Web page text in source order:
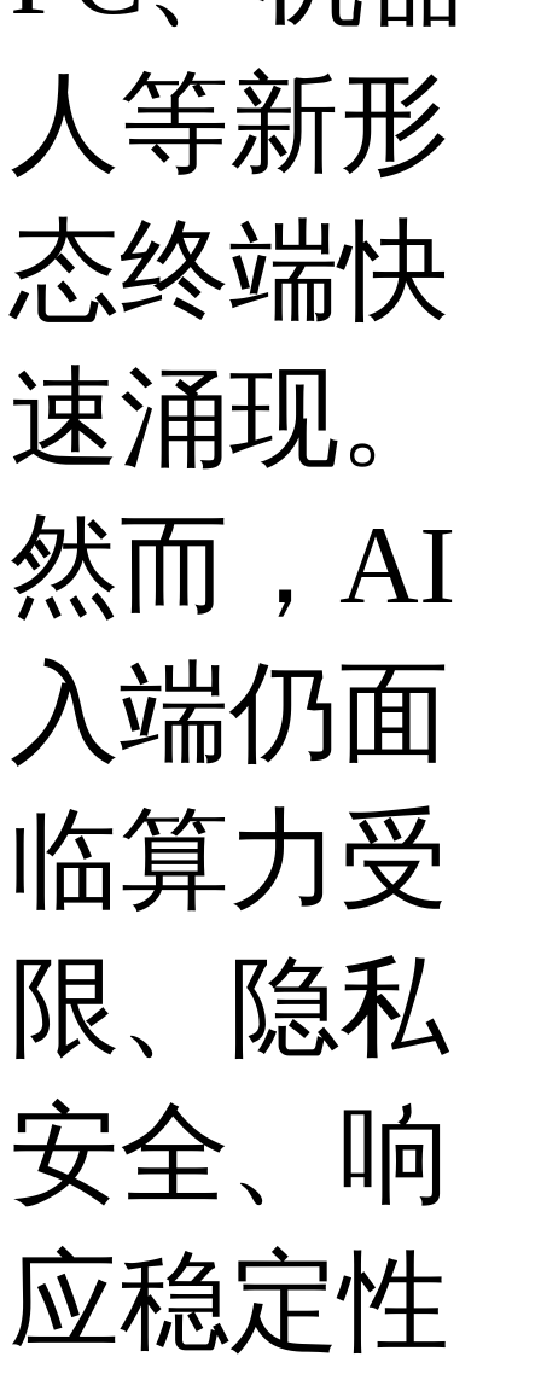
人等新形
态终端快
速涌现。
然而，AI
入端仍面
临算力受
限、隐私
安全、响
应稳定性